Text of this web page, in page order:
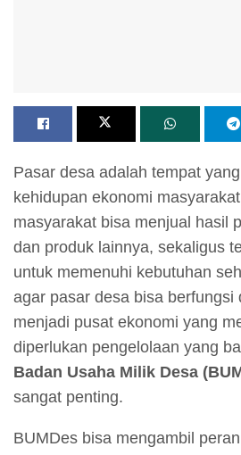
Pasar desa adalah tempat
kehidupan ekonomi
masyarakat bisa menjual hasil
dan produk lainnya, sekaligus
untuk memenuhi kebutuhan
agar pasar desa bisa berfungsi
menjadi pusat ekonomi yang
diperlukan pengelolaan yang
Badan Usaha Milik Desa
sangat penting.
BUMDes bisa mengambil